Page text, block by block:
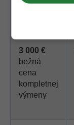
3 000 €
bežná
cena
kompletnej
výmeny